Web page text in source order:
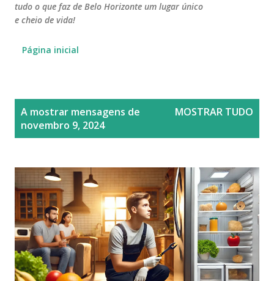
tudo o que faz de Belo Horizonte um lugar único
e cheio de vida!
Página inicial
A mostrar mensagens de
novembro 9, 2024
MOSTRAR TUDO